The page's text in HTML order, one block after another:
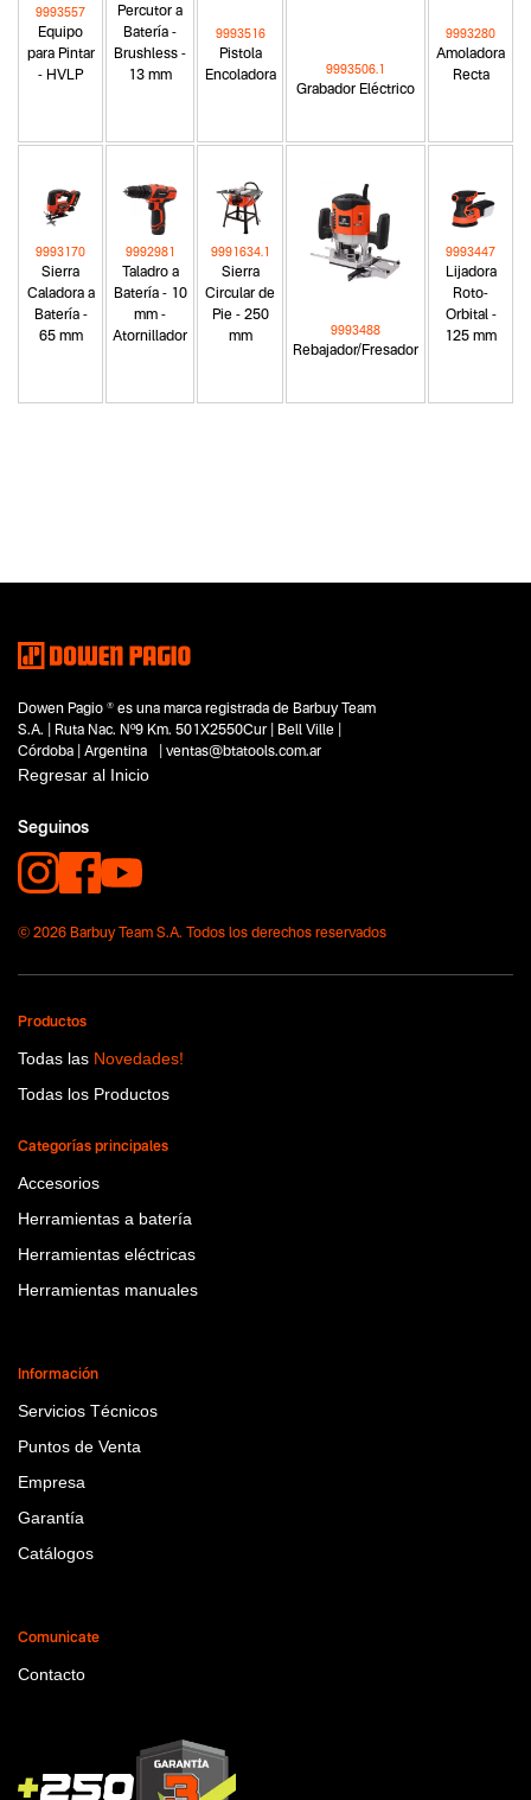
Equipo
para Pintar
- HVLP
9993557
Percutor a
Batería -
Brushless -
13 mm
Pistola
Encoladora
9993516
Grabador Eléctrico
9993506.1
Amoladora
Recta
9993280
Sierra
Caladora a
Batería -
65 mm
9993170
Taladro a
Batería - 10
mm -
Atornillador
9992981
Sierra
Circular de
Pie - 250
mm
9991634.1
Rebajador/Fresador
9993488
Lijadora
Roto-
Orbital -
125 mm
9993447
Segmentos - pendiente
Carpintería
Capacidad
No items found.
Funcion o uso
No items found.
Tecnologia
No items found.
Dowen Pagio ® es una marca registrada de Barbuy Team
S.A. | Ruta Nac. Nº9 Km. 501X2550Cur | Bell Ville |
Córdoba | Argentina | ventas@btatools.com.ar
Regresar al Inicio
Seguinos
© 2026 Barbuy Team S.A. Todos los derechos reservados
Productos
Todas las Novedades!
Todas los Productos
Categorías principales
Accesorios
Herramientas a batería
Herramientas eléctricas
Herramientas manuales
Información
Servicios Técnicos
Puntos de Venta
Empresa
Garantía
Catálogos
Comunicate
Contacto